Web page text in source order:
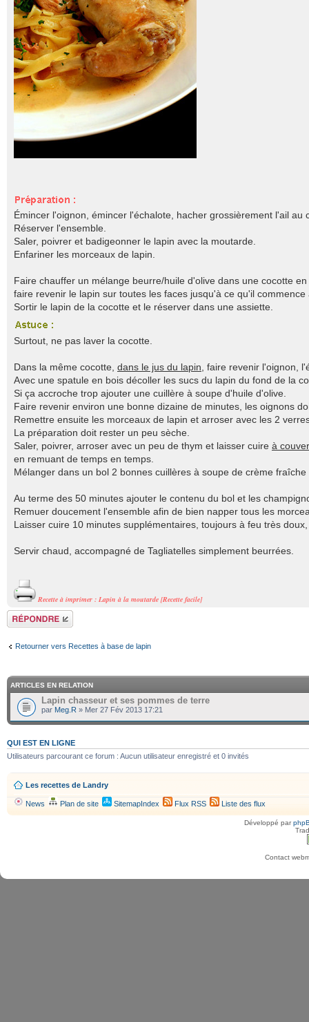
Émincer l'oignon, émincer l'échalote, hacher grossièrement l'ail au
Réserver l'ensemble.
Saler, poivrer et badigeonner le lapin avec la moutarde.
Enfariner les morceaux de lapin.
Faire chauffer un mélange beurre/huile d'olive dans une cocotte
faire revenir le lapin sur toutes les faces jusqu'à ce qu'il commence
Sortir le lapin de la cocotte et le réserver dans une assiette.
Surtout, ne pas laver la cocotte.
Dans la même cocotte, dans le jus du lapin , faire revenir l'oignon,
Avec une spatule en bois décoller les sucs du lapin du fond de la
Si ça accroche trop ajouter une cuillère à soupe d'huile d'olive.
Faire revenir environ une bonne dizaine de minutes, les oignons
Remettre ensuite les morceaux de lapin et arroser avec les 2
La préparation doit rester un peu sèche.
Saler, poivrer, arroser avec un peu de thym et laisser cuire à
en remuant de temps en temps.
Mélanger dans un bol 2 bonnes cuillères à soupe de crème
Au terme des 50 minutes ajouter le contenu du bol et les
Remuer doucement l'ensemble afin de bien napper tous les
Laisser cuire 10 minutes supplémentaires, toujours à feu très
Servir chaud, accompagné de Tagliatelles simplement beurrées.
Recette à imprimer : Lapin à la moutarde [Recette facile]
Répondre
Retourner vers Recettes à base de lapin
ARTICLES EN RELATION
Lapin chasseur et ses pommes de terre
par Meg.R » Mer 27 Fév 2013 17:21
QUI EST EN LIGNE
Utilisateurs parcourant ce forum : Aucun utilisateur enregistré et 0 invités
Les recettes de Landry
News Plan de site SitemapIndex Flux RSS Liste des flux
Développé par
Contact